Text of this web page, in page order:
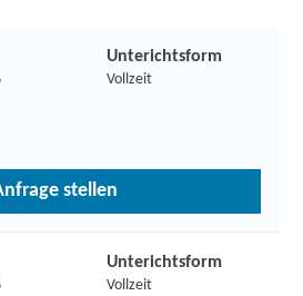
Unterichtsform
Vollzeit
stellen
Unterichtsform
Vollzeit